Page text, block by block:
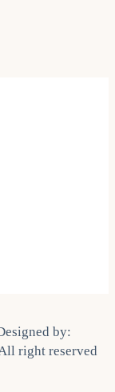
by:
right reserved